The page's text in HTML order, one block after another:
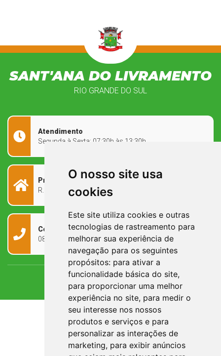
O nosso site usa
cookies
Este site utiliza cookies e outras
tecnologias de rastreamento para
melhorar sua experiência de
navegação para os seguintes
propósitos: para ativar a
funcionalidade básica do site,
para proporcionar uma melhor
experiência no site, para medir o
seu interesse nos nossos
produtos e serviços e para
personalizar as interações de
marketing, para exibir anúncios
SANT'ANA DO LIVRAMENTO
RIO GRANDE DO SUL
Atendimento
Segunda à Sexta: 07:30h às 13:30h
Prefeitura Municipal
R. Rivadávia Corrêa, 858 - Centro - RS, 97573-010
Contato
0800 090 2050